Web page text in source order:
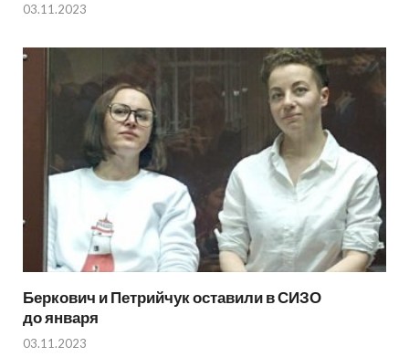
03.11.2023
Беркович и Петрийчук оставили в СИЗО
до января
03.11.2023